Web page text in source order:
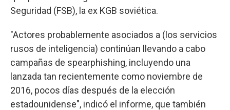
Seguridad (FSB), la ex KGB soviética.
"Actores probablemente asociados a (los servicios
rusos de inteligencia) continúan llevando a cabo
campañas de spearphishing, incluyendo una
lanzada tan recientemente como noviembre de
2016, pocos días después de la elección
estadounidense", indicó el informe, que también